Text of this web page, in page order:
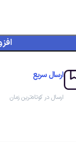
ارسال سریع
ارسال در کوتاه‌ترین زمان